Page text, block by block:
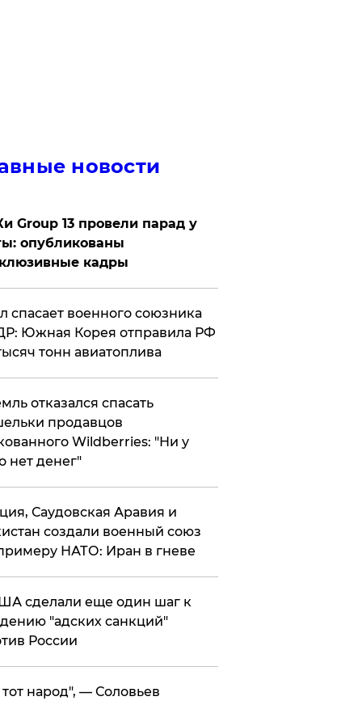
новости
Group 13 провели парад у
опубликованы
кадры
спасает военного союзника
Южная Корея отправила РФ
тонн авиатоплива
отказался спасать
продавцов
Wildberries: "Ни у
нет денег"
Саудовская Аравия и
создали военный союз
НАТО: Иран в гневе
сделали еще один шаг к
"адских санкций"
России
народ", — Соловьев